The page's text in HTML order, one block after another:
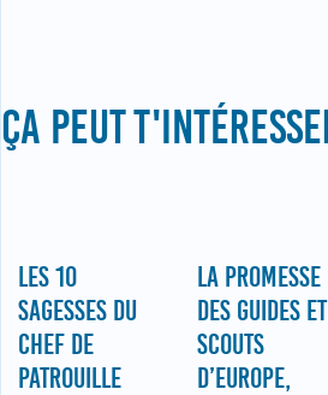
ÇA PEUT
LES 10
SAGESSES DU
CHEF DE
PATROUILLE
LA PROMESSE
DES GUIDES ET
SCOUTS
D’EUROPE,